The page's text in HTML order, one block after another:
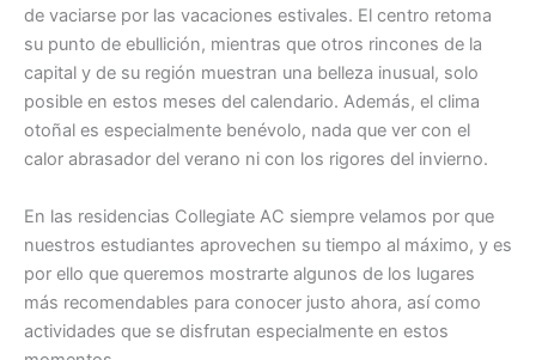
de vaciarse por las vacaciones estivales. El centro retoma
su punto de ebullición, mientras que otros rincones de la
capital y de su región muestran una belleza inusual, solo
posible en estos meses del calendario. Además, el clima
otoñal es especialmente benévolo, nada que ver con el
calor abrasador del verano ni con los rigores del invierno.
En las residencias Collegiate AC siempre velamos por que
nuestros estudiantes aprovechen su tiempo al máximo, y es
por ello que queremos mostrarte algunos de los lugares
más recomendables para conocer justo ahora, así como
actividades que se disfrutan especialmente en estos